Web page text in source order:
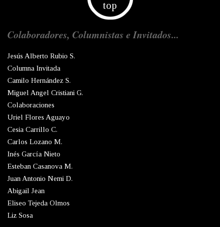
top
Colaboradores, Columnistas e Invitados...
Jesús Alberto Rubio S.
Columna Invitada
Camilo Hernández S.
Miguel Angel Cristiani G.
Colaboraciones
Uriel Flores Aguayo
Cesia Carrillo C.
Carlos Lozano M.
Inés García Nieto
Esteban Casanova M.
Juan Antonio Nemi D.
Abigail Jean
Eliseo Tejeda Olmos
Liz Sosa